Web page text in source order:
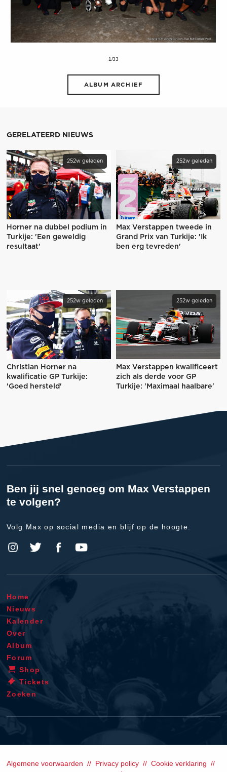
1/33
ALBUM ARCHIEF
GERELATEERD NIEUWS
252w geleden
Horner na dubbel podium in
Turkije: 'Een geweldig
resultaat'
252w geleden
Max Verstappen tweede in
Grand Prix van Turkije: 'Ik
ben erg tevreden'
252w geleden
Christian Horner na
kwalificatie GP Turkije:
'Goed hersteld'
252w geleden
Max Verstappen kwalificeert
zich als derde voor GP
Turkije: 'Maximaal haalbare'
Ben jij snel genoeg om Max Verstappen
te volgen?
Volg Max op social media en blijf op de hoogte.
Home
Nieuws
Kalender
Over
Album
Forum
Shop
Tickets
Zoeken
Algemene voorwaarden Privacy policy
Cookie verklaring